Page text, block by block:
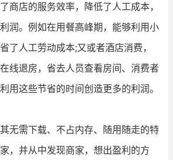
商店的服务效率，降低了人工成本，
润。例如在用餐高峰期，能够利用小
了人工劳动成本;又或者酒店消费，
线退房，省去人员查看房间、消费者
用这些节省的时间创造更多的利润。
无需下载、不占内存、随用随走的特
，并从中发现商家，想出盈利的方